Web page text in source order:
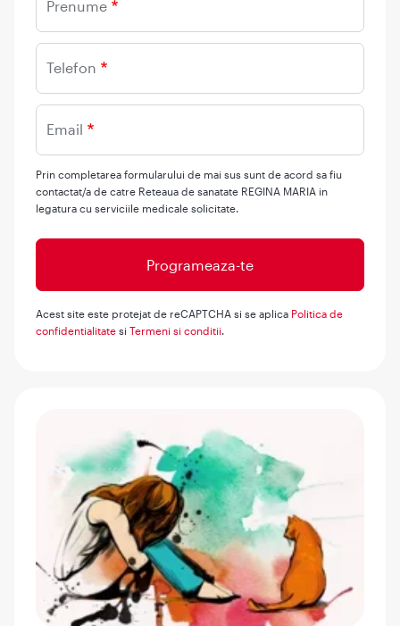
Prenume
Telefon
Email
Prin completarea formularului de mai sus sunt de acord sa fiu
contactat/a de catre Reteaua de sanatate REGINA MARIA in
legatura cu serviciile medicale solicitate.
Acest site este protejat de reCAPTCHA si se aplica Politica de
confidentialitate si Termeni si conditii.